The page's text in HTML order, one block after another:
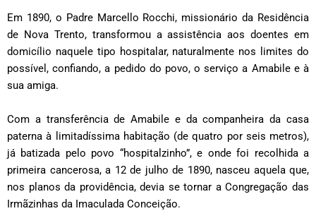
Em 1890, o Padre Marcello Rocchi, missionário da Residência
de Nova Trento, transformou a assistência aos doentes em
domicílio naquele tipo hospitalar, naturalmente nos limites do
possível, confiando, a pedido do povo, o serviço a Amabile e à
sua amiga.
Com a transferência de Amabile e da companheira da casa
paterna à limitadíssima habitação (de quatro por seis metros),
já batizada pelo povo “hospitalzinho”, e onde foi recolhida a
primeira cancerosa, a 12 de julho de 1890, nasceu aquela que,
nos planos da providência, devia se tornar a Congregação das
Irmãzinhas da Imaculada Conceição.